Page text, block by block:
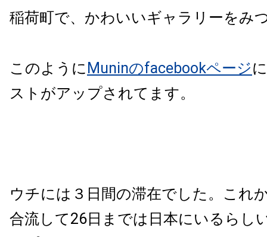
稲荷町で、かわいいギャラリーをみ
このように Muninのfacebookページ
ストがアップされてます。
ウチには３日間の滞在でした。これ
合流して26日までは日本にいるらし